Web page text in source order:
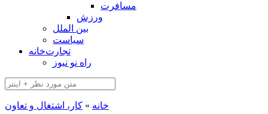
مسافرت
ورزش
بین الملل
سیاست
تجارت‌خانه
راه نو نیوز
خانه » کار، اشتغال و تعاون